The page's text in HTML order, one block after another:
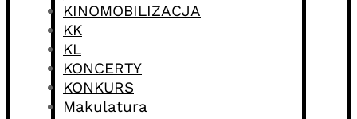
KINOMOBILIZACJA
KK
KL
KONCERTY
KONKURS
Makulatura